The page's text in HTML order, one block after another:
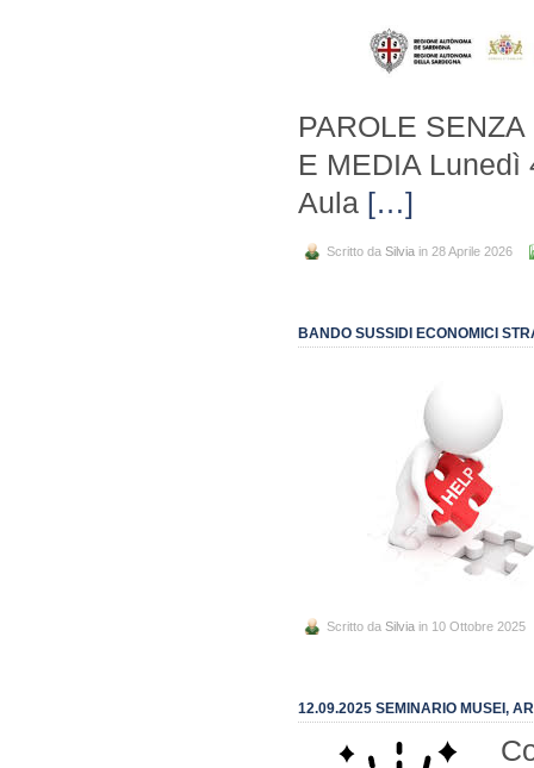
PAROLE
E MEDIA Lunedì
Aula […]
Scritto da Silvia in 28 Aprile 2026
BANDO SUSSIDI ECONOMICI
Scritto da Silvia in 10 Ottobre 2025
12.09.2025 SEMINARIO MUSEI,